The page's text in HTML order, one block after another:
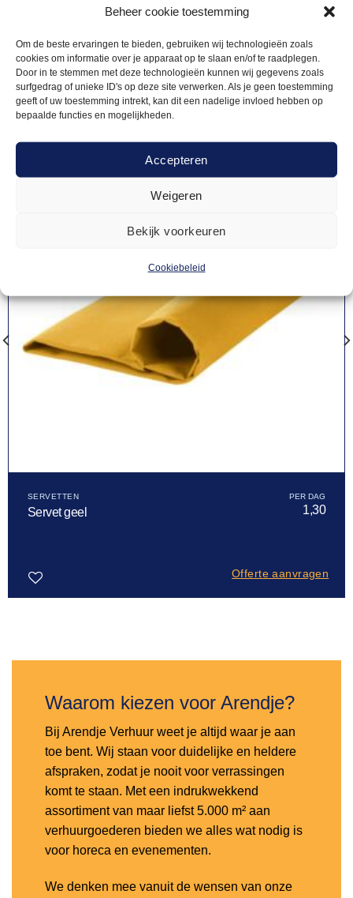
Beheer cookie toestemming
Om de beste ervaringen te bieden, gebruiken wij technologieën zoals
cookies om informatie over je apparaat op te slaan en/of te raadplegen.
Door in te stemmen met deze technologieën kunnen wij gegevens zoals
surfgedrag of unieke ID's op deze site verwerken. Als je geen toestemming
geeft of uw toestemming intrekt, kan dit een nadelige invloed hebben op
bepaalde functies en mogelijkheden.
Accepteren
Weigeren
Bekijk voorkeuren
Cookiebeleid
Gerelateerde
producten
SERVETTEN
Servet geel 1,30
Offerte aanvragen
Waarom kiezen voor Arendje?
Bij Arendje Verhuur weet je altijd waar je aan
toe bent. Wij staan voor duidelijke en heldere
afspraken, zodat je nooit voor verrassingen
komt te staan. Met een indrukwekkend
assortiment van maar liefst 5.000 m² aan
verhuurgoederen bieden we alles wat nodig is
voor horeca en evenementen.
We denken mee vanuit de wensen van onze